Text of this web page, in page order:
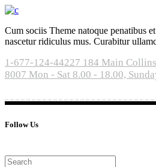
Cum sociis Theme natoque penatibus
nascetur ridiculus mus. Curabitur
1-677-124-44227 184 Main
8007 Mon - Sat 8.00 - 18.00,
Follow Us